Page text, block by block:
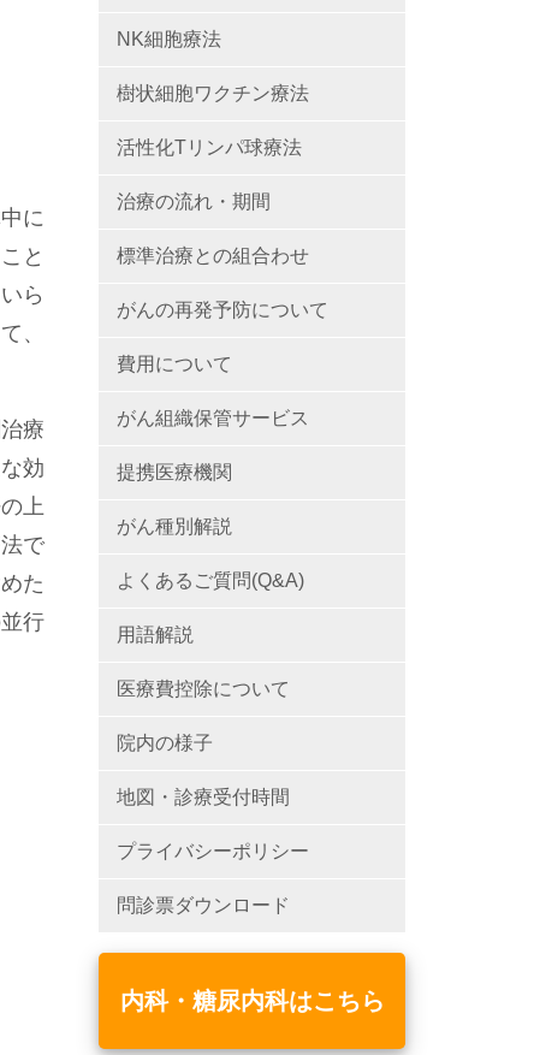
に
と
ら
、
療
効
上
で
た
行
NK細胞療法
樹状細胞ワクチン療法
活性化Tリンパ球療法
治療の流れ・期間
標準治療との組合わせ
がんの再発予防について
費用について
がん組織保管サービス
提携医療機関
がん種別解説
よくあるご質問(Q&A)
用語解説
医療費控除について
院内の様子
地図・診療受付時間
プライバシーポリシー
問診票ダウンロード
内科・糖尿内科はこちら